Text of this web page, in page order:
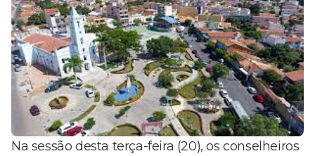
Na sessão desta terça-feira (20), os conselheiros